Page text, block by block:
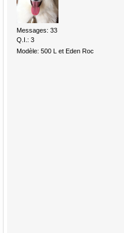
Messages: 33
Q.I.: 3
Modèle: 500 L et Eden Roc